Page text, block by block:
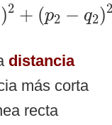
)2 + (p2 − q2)
distancia
más corta
recta